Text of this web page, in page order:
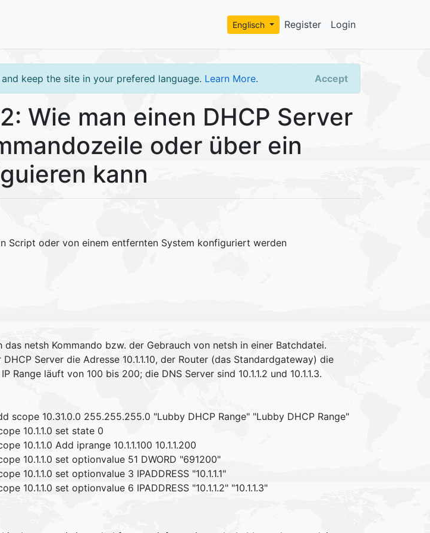
Register Login
Englisch
keep the site in your prefered language. Learn More. Accept
Wie man einen DHCP Server
oder über ein
kann
Script oder von einem entfernten System konfiguriert werden
netsh Kommando bzw. der Gebrauch von netsh in einer Batchdatei.
Server die Adresse 10.1.1.10, der Router (das Standardgateway) die
Range läuft von 100 bis 200; die DNS Server sind 10.1.1.2 und 10.1.1.3.
scope 10.31.0.0 255.255.255.0 "Lubby DHCP Range" "Lubby DHCP Range"
10.1.1.0 set state 0
10.1.1.0 Add iprange 10.1.1.100 10.1.1.200
10.1.1.0 set optionvalue 51 DWORD "691200"
10.1.1.0 set optionvalue 3 IPADDRESS "10.1.1.1"
10.1.1.0 set optionvalue 6 IPADDRESS "10.1.1.2" "10.1.1.3"